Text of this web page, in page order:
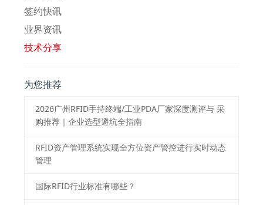
签约快讯
业界资讯
技术分享
为您推荐
2026⼴州RFID⼿持终端/⼯业PDA⼚家深度测评与 采
购推荐｜企业选型避坑全指南
RFID资产管理系统实现全方位资产管控进行实时动态
管理
国际RFID行业标准有哪些？